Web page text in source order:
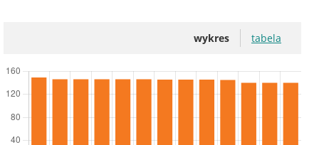
wykres tabela